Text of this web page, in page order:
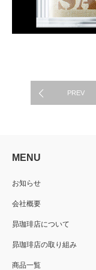
PREV
PRODUCTS
MENU
お知らせ
会社概要
昴珈琲店について
昴珈琲店の取り組み
商品一覧